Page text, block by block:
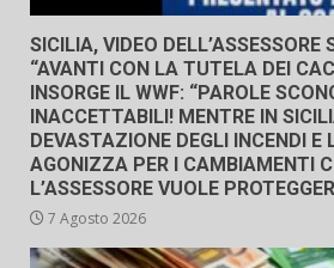
SICILIA, VIDEO DELL’ASSESSORE
“AVANTI CON LA TUTELA DEI
INSORGE IL WWF: “PAROLE
INACCETTABILI! MENTRE IN
DEVASTAZIONE DEGLI INCENDI E
AGONIZZA PER I CAMBIAMENTI
L’ASSESSORE VUOLE
7 Agosto 2026